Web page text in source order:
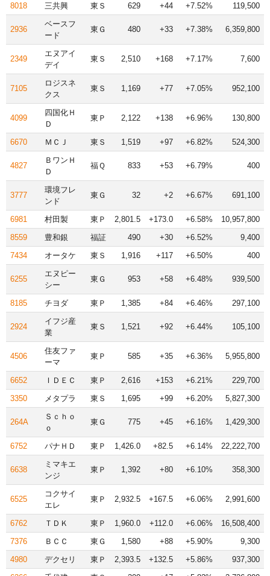
8018
三共興 東Ｓ 629 +44 +7.52% 119,500
2936
ベースフ
ード
東Ｇ 480 +33 +7.38% 6,359,800
2349
エヌアイ
デイ
東Ｓ 2,510 +168 +7.17% 7,600
7105
ロジスネ
クス
東Ｓ 1,169 +77 +7.05% 952,100
4099
四国化Ｈ
Ｄ
東Ｐ 2,122 +138 +6.96% 130,800
6670 ＭＣＪ 東Ｓ 1,519 +97 +6.82% 524,300
4827
ＢワンＨ
Ｄ
福Ｑ 833 +53 +6.79% 400
3777
環境フレ
ンド
東Ｇ 32 +2 +6.67% 691,100
6981 村田製 東Ｐ 2,801.5 +173.0 +6.58%
10,957,800
8559
豊和銀 福証 490 +30 +6.52%
9,400
7434
オータケ 東Ｓ 1,916 +117 +6.50% 400
6255
エヌピー
シー
東Ｇ 953 +58 +6.48% 939,500
8185 チヨダ 東Ｐ 1,385 +84 +6.46% 297,100
2924
イフジ産
業
東Ｓ 1,521 +92 +6.44% 105,100
4506
住友ファ
ーマ
東Ｐ 585 +35 +6.36% 5,955,800
6652 ＩＤＥＣ 東Ｐ 2,616 +153 +6.21%
229,700
3350
メタプラ 東Ｓ 1,695 +99 +6.20% 5,827,300
264A
Ｓｃｈｏ
ｏ
東Ｇ 775 +45 +6.16% 1,429,300
6752 パナＨＤ 東Ｐ 1,426.0 +82.5 +6.14% 22,222,700
6638
ミマキエ
ンジ
東Ｐ 1,392 +80 +6.10% 358,300
6525
コクサイ
エレ
東Ｐ 2,932.5 +167.5 +6.06% 2,991,600
6762 ＴＤＫ 東Ｐ 1,960.0 +112.0 +6.06%
16,508,400
7376
ＢＣＣ 東Ｇ 1,580 +88 +5.90%
9,300
4980
デクセリ 東Ｐ 2,393.5 +132.5 +5.86%
937,300